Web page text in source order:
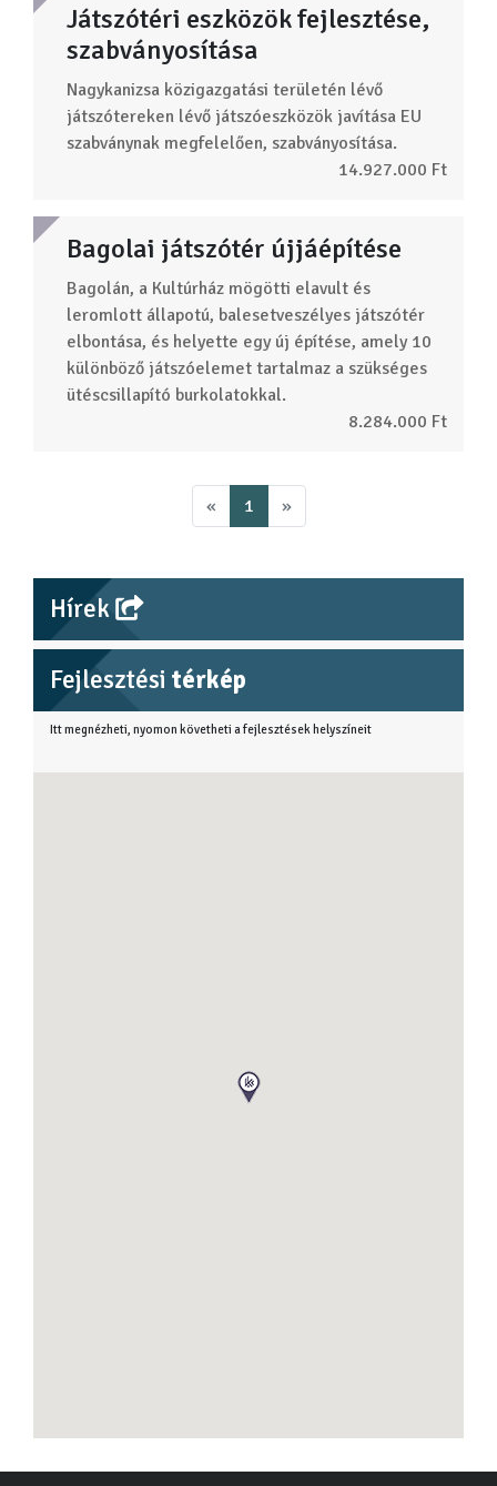
Játszótéri eszközök fejlesztése,
szabványosítása
Nagykanizsa közigazgatási területén lévő
játszótereken lévő játszóeszközök javítása EU
szabványnak megfelelően, szabványosítása.
14.927.000 Ft
Bagolai játszótér újjáépítése
Bagolán, a Kultúrház mögötti elavult és
leromlott állapotú, balesetveszélyes játszótér
elbontása, és helyette egy új építése, amely 10
különböző játszóelemet tartalmaz a szükséges
ütéscsillapító burkolatokkal.
8.284.000 Ft
« 1 »
Hírek
Fejlesztési térkép
Itt megnézheti, nyomon követheti a fejlesztések helyszíneit